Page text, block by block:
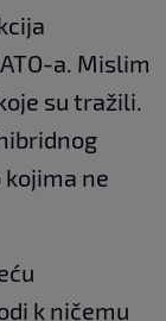
a. Mislim
su tražili.
ne
k ničemu